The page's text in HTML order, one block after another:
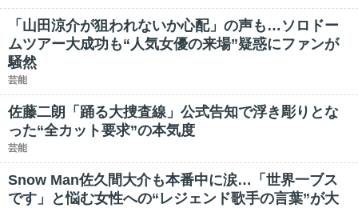
「山田涼介が狙われないか心配」の声も…ソロドー
ムツアー大成功も“人気女優の来場”疑惑にファンが
騒然
芸能
佐藤二朗「踊る大捜査線」公式告知で浮き彫りとな
った“全カット要求”の本気度
芸能
Snow Man佐久間大介も本番中に涙…「世界一ブス
です」と悩む女性への“レジェンド歌手の言葉”が大